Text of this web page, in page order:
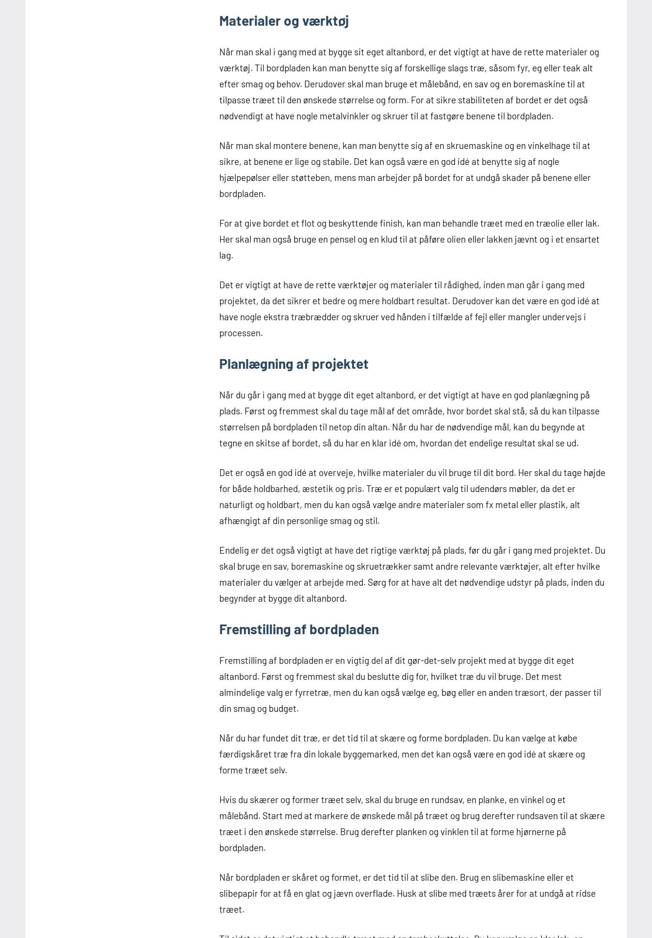
Materialer og værktøj
Når man skal i gang med at bygge sit eget altanbord, er det vigtigt at have de rette materialer og
værktøj. Til bordpladen kan man benytte sig af forskellige slags træ, såsom fyr, eg eller teak alt
efter smag og behov. Derudover skal man bruge et målebånd, en sav og en boremaskine til at
tilpasse træet til den ønskede størrelse og form. For at sikre stabiliteten af bordet er det også
nødvendigt at have nogle metalvinkler og skruer til at fastgøre benene til bordpladen.
Når man skal montere benene, kan man benytte sig af en skruemaskine og en vinkelhage til at
sikre, at benene er lige og stabile. Det kan også være en god idé at benytte sig af nogle
hjælpepølser eller støtteben, mens man arbejder på bordet for at undgå skader på benene eller
bordpladen.
For at give bordet et flot og beskyttende finish, kan man behandle træet med en træolie eller lak.
Her skal man også bruge en pensel og en klud til at påføre olien eller lakken jævnt og i et ensartet
lag.
Det er vigtigt at have de rette værktøjer og materialer til rådighed, inden man går i gang med
projektet, da det sikrer et bedre og mere holdbart resultat. Derudover kan det være en god idé at
have nogle ekstra træbrædder og skruer ved hånden i tilfælde af fejl eller mangler undervejs i
processen.
Planlægning af projektet
Når du går i gang med at bygge dit eget altanbord, er det vigtigt at have en god planlægning på
plads. Først og fremmest skal du tage mål af det område, hvor bordet skal stå, så du kan tilpasse
størrelsen på bordpladen til netop din altan. Når du har de nødvendige mål, kan du begynde at
tegne en skitse af bordet, så du har en klar idé om, hvordan det endelige resultat skal se ud.
Det er også en god idé at overveje, hvilke materialer du vil bruge til dit bord. Her skal du tage højde
for både holdbarhed, æstetik og pris. Træ er et populært valg til udendørs møbler, da det er
naturligt og holdbart, men du kan også vælge andre materialer som fx metal eller plastik, alt
afhængigt af din personlige smag og stil.
Endelig er det også vigtigt at have det rigtige værktøj på plads, før du går i gang med projektet. Du
skal bruge en sav, boremaskine og skruetrækker samt andre relevante værktøjer, alt efter hvilke
materialer du vælger at arbejde med. Sørg for at have alt det nødvendige udstyr på plads, inden du
begynder at bygge dit altanbord.
Fremstilling af bordpladen
Fremstilling af bordpladen er en vigtig del af dit gør-det-selv projekt med at bygge dit eget
altanbord. Først og fremmest skal du beslutte dig for, hvilket træ du vil bruge. Det mest
almindelige valg er fyrretræ, men du kan også vælge eg, bøg eller en anden træsort, der passer til
din smag og budget.
Når du har fundet dit træ, er det tid til at skære og forme bordpladen. Du kan vælge at købe
færdigskåret træ fra din lokale byggemarked, men det kan også være en god idé at skære og
forme træet selv.
Hvis du skærer og former træet selv, skal du bruge en rundsav, en planke, en vinkel og et
målebånd. Start med at markere de ønskede mål på træet og brug derefter rundsaven til at skære
træet i den ønskede størrelse. Brug derefter planken og vinklen til at forme hjørnerne på
bordpladen.
Når bordpladen er skåret og formet, er det tid til at slibe den. Brug en slibemaskine eller et
slibepapir for at få en glat og jævn overflade. Husk at slibe med træets årer for at undgå at ridse
træet.